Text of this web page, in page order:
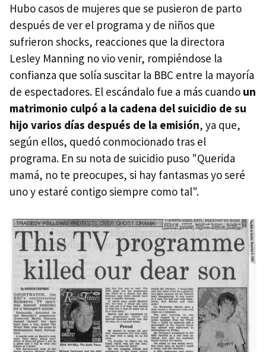
Hubo casos de mujeres que se pusieron de parto
después de ver el programa y de niños que
sufrieron shocks, reacciones que la directora
Lesley Manning no vio venir, rompiéndose la
confianza que solía suscitar la BBC entre la mayoría
de espectadores. El escándalo fue a más cuando un
matrimonio culpó a la cadena del suicidio de su
hijo varios días después de la emisión, ya que,
según ellos, quedó conmocionado tras el
programa. En su nota de suicidio puso "Querida
mamá, no te preocupes, si hay fantasmas yo seré
uno y estaré contigo siempre como tal".